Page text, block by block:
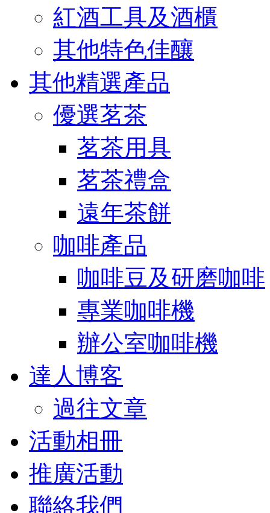
紅酒工具及酒櫃
其他特色佳釀
其他精選產品
優選茗茶
茗茶用具
茗茶禮盒
遠年茶餅
咖啡產品
咖啡豆及研磨咖啡
專業咖啡機
辦公室咖啡機
達人博客
過往文章
活動相冊
推廣活動
聯絡我們